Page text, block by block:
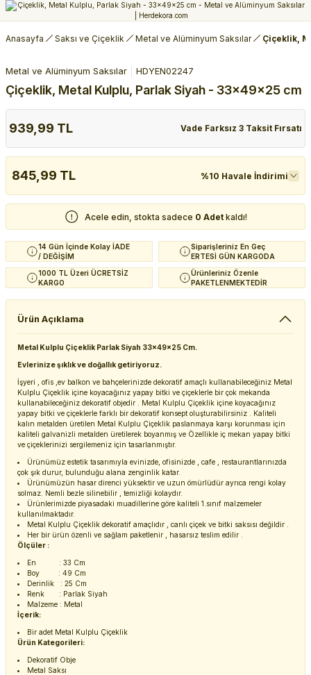
Anasayfa Saksı ve Çiçeklik Metal ve Alüminyum Saksılar Çiçeklik,
Metal ve Alüminyum Saksılar HDYEN02247
Çiçeklik, Metal Kulplu, Parlak Siyah - 33x49x25 cm
939,99 TL Vade Farksız 3 Taksit Fırsatı
845,99 TL %10 Havale İndirimi
Acele edin, stokta sadece 0 Adet kaldı!
14 Gün İçinde Kolay İADE
/ DEĞİŞİM
Siparişleriniz En Geç
ERTESİ GÜN KARGODA
1000 TL Üzeri ÜCRETSİZ
KARGO
Ürünleriniz Özenle
PAKETLENMEKTEDİR
Ürün Açıklama
Metal Kulplu Çiçeklik Parlak Siyah 33x49x25 Cm.
Evlerinize şıklık ve doğallık getiriyoruz.
İşyeri , ofis ,ev balkon ve bahçelerinizde dekoratif amaçlı kullanabileceğiniz Metal
Kulplu Çiçeklik içine koyacağınız yapay bitki ve çiçeklerle bir çok mekanda
kullanabileceğiniz dekoratif objedir . Metal Kulplu Çiçeklik içine koyacağınız
yapay bitki ve çiçeklerle farklı bir dekoratif konsept oluşturabilirsiniz . Kaliteli
kalın metalden üretilen Metal Kulplu Çiçeklik paslanmaya karşı korunması için
kaliteli galvanizli metalden üretilerek boyanmış ve Özellikle iç mekan yapay bitki
ve çiçeklerinizi sergilemeniz için tasarlanmıştır.
Ürünümüz estetik tasarımıyla evinizde, ofisinizde , cafe , restaurantlarınızda
çok şık durur, bulunduğu alana zenginlik katar.
Ürünümüzün hasar direnci yüksektir ve uzun ömürlüdür ayrıca rengi kolay
solmaz. Nemli bezle silinebilir , temizliği kolaydır.
Ürünlerimizde piyasadaki muadillerine göre kaliteli 1.sınıf malzemeler
kullanılmaktadır.
Metal Kulplu Çiçeklik dekoratif amaçlıdır , canlı çiçek ve bitki saksısı değildir .
Her bir ürün özenli ve sağlam paketlenir , hasarsız teslim edilir .
Ölçüler :
En : 33 Cm
Boy : 49 Cm
Derinlik : 25 Cm
Renk : Parlak Siyah
Malzeme : Metal
İçerik:
Bir adet Metal Kulplu Çiçeklik
Ürün Kategorileri:
Dekoratif Obje
Metal Saksı